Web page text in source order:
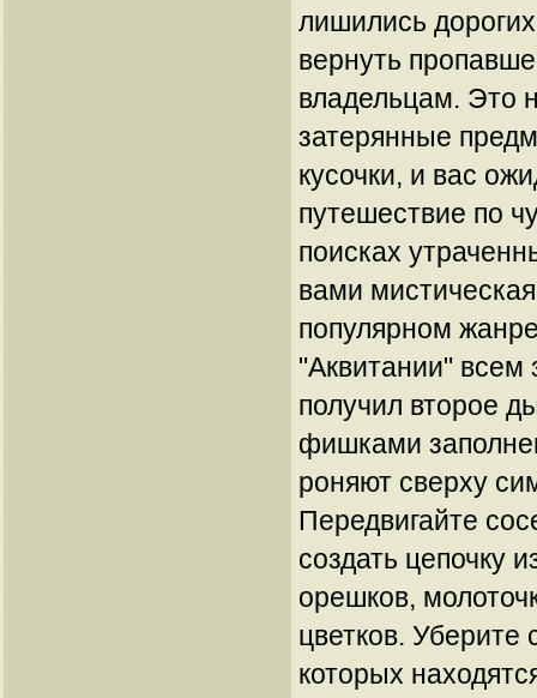
лишились
вернуть
владельцам. Это
затерянные
кусочки, и вас
путешествие по
поисках
вами
популярном
"Аквитании" всем
получил второе
фишками
роняют сверху
Передвигайте
создать цепочку
орешков,
цветков. Уберите
которых